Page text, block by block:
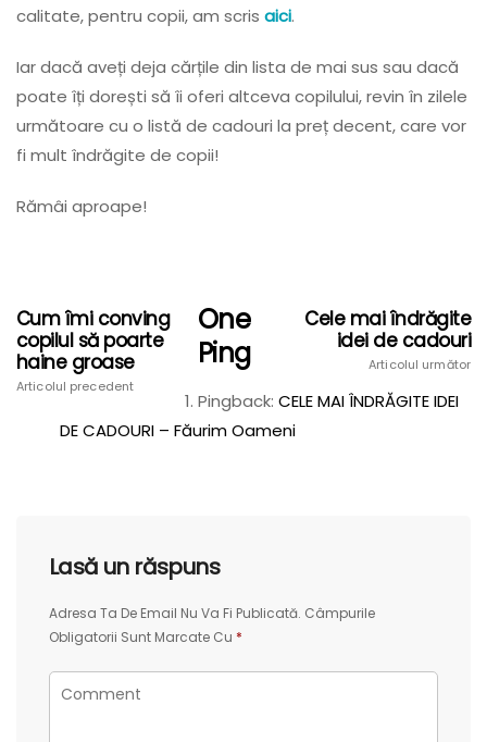
calitate, pentru copii, am scris aici.
Iar dacă aveți deja cărțile din lista de mai sus sau dacă
poate îți dorești să îi oferi altceva copilului, revin în zilele
următoare cu o listă de cadouri la preț decent, care vor
fi mult îndrăgite de copii!
Rămâi aproape!
Cum îmi conving
copilul să poarte
haine groase
Articolul precedent
Cele mai îndrăgite
idei de cadouri
Articolul următor
One
Ping
Pingback:CELE MAI ÎNDRĂGITE IDEI
DE CADOURI – Făurim Oameni
Lasă un răspuns
Adresa Ta De Email Nu Va Fi Publicată. Câmpurile
Obligatorii Sunt Marcate Cu *